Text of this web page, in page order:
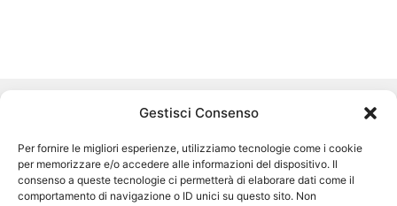
Gestisci Consenso
Per fornire le migliori esperienze, utilizziamo tecnologie come i cookie
per memorizzare e/o accedere alle informazioni del dispositivo. Il
consenso a queste tecnologie ci permetterà di elaborare dati come il
comportamento di navigazione o ID unici su questo sito. Non
Chi siamo